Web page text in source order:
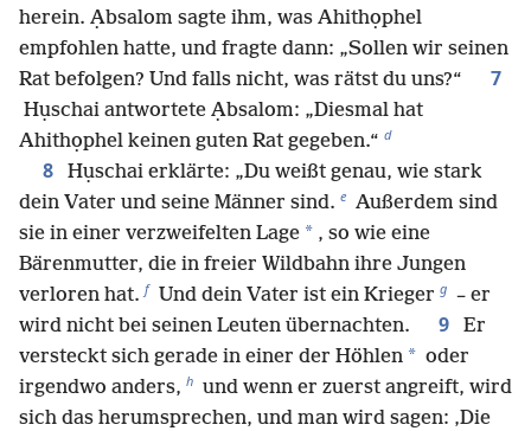
herein. Ạbsalom sagte ihm, was Ahithọphel
empfohlen hatte, und fragte dann: „Sollen wir seinen
Rat befolgen? Und falls nicht, was rätst du uns?“
7
Hụschai antwortete Ạbsalom: „Diesmal hat
Ahithọphel keinen guten Rat gegeben.“ d
8
Hụschai erklärte: „Du weißt genau, wie stark
dein Vater und seine Männer sind. e Außerdem sind
sie in einer verzweifelten Lage * , so wie eine
Bärenmutter, die in freier Wildbahn ihre Jungen
verloren hat. f Und dein Vater ist ein Krieger g – er
wird nicht bei seinen Leuten übernachten.
9
Er
versteckt sich gerade in einer der Höhlen * oder
irgendwo anders, h und wenn er zuerst angreift, wird
sich das herumsprechen, und man wird sagen: ‚Die